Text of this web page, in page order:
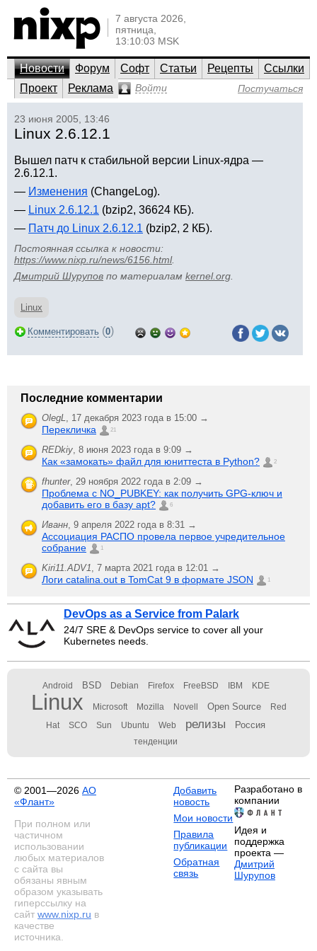
7 августа 2026,
пятница,
13:10:03 MSK
Новости Форум Софт Статьи Рецепты
Ссылки
Проект
Реклама Войти Постучаться
23 июня 2005, 13:46
Linux 2.6.12.1
Вышел патч к стабильной версии Linux-ядра —
2.6.12.1.
— Изменения (ChangeLog).
— Linux 2.6.12.1 (bzip2, 36624 КБ).
— Патч до Linux 2.6.12.1 (bzip2, 2 КБ).
Постоянная ссылка к новости:
https://www.nixp.ru/news/6156.html.
Дмитрий Шурупов по материалам kernel.org
Linux
Комментировать (0)
Последние комментарии
OlegL, 17 декабря 2023 года в 15:00 →
Перекличка 21
REDkiy, 8 июня 2023 года в 9:09 →
Как «замокать» файл для юниттеста в Python? 2
fhunter, 29 ноября 2022 года в 2:09 →
Проблема с NO_PUBKEY: как получить GPG-ключ и
добавить его в базу apt?
6
Иванн, 9 апреля 2022 года в 8:31 →
Ассоциация РАСПО провела первое учредительное
собрание
1
Kiri11.ADV1, 7 марта 2021 года в 12:01 →
Логи catalina.out в TomCat 9 в формате JSON 1
DevOps as a Service from Palark
24/7 SRE & DevOps service to cover all your
Kubernetes needs.
Android BSD Debian Firefox FreeBSD IBM KDE
Linux Microsoft Mozilla Novell Open Source Red
Hat SCO Sun Ubuntu Web релизы Россия
тенденции
© 2001—2026 АО
«Флант»
При полном или
частичном
использовании
любых материалов
с сайта вы
обязаны явным
образом указывать
гиперссылку на
сайт www.nixp.ru в
качестве
источника.
Добавить
новость
Мои новости
Правила
публикации
Обратная
связь
Разработано в
компании
Идея и
поддержка
проекта —
Дмитрий
Шурупов